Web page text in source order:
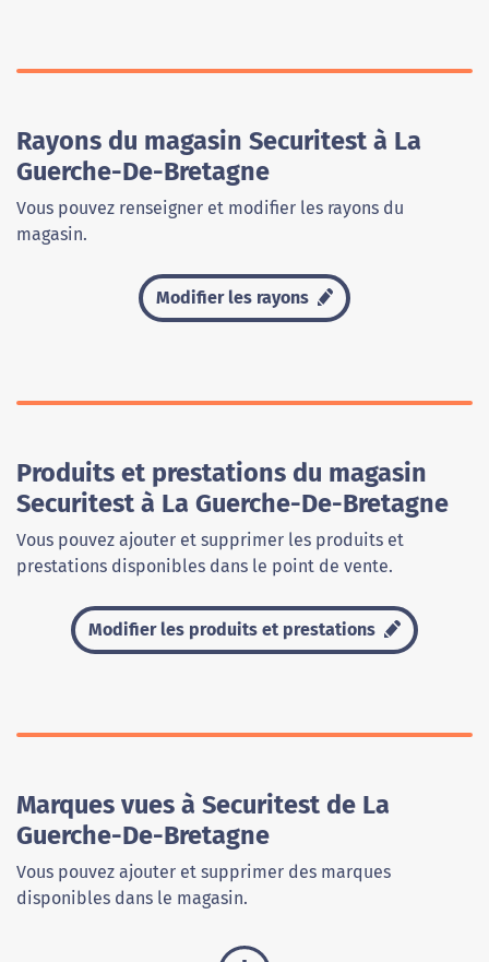
Rayons du magasin Securitest à La
Guerche-De-Bretagne
Vous pouvez renseigner et modifier les rayons du
magasin.
Modifier les rayons
Produits et prestations du magasin
Securitest à La Guerche-De-Bretagne
Vous pouvez ajouter et supprimer les produits et
prestations disponibles dans le point de vente.
Modifier les produits et prestations
Marques vues à Securitest de La
Guerche-De-Bretagne
Vous pouvez ajouter et supprimer des marques
disponibles dans le magasin.